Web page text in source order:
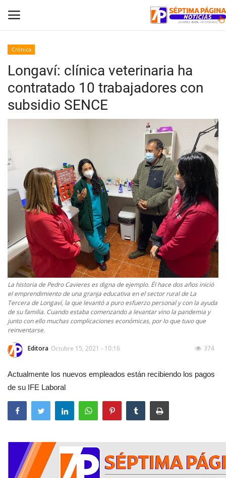
Inicio
Crónica
Policial
Deporte
Política
Espectáculos
Crónica
Longaví: clínica veterinaria ha
contratado 10 trabajadores con
subsidio SENCE
La historia de Pedro Cavieres es digna de ejemplo. Él hace dos años inició
el emprendimiento de una granja educativa en el sector rural de La
Tercera de Longaví, la que levantó a puro esfuerzo personal y con la ayuda
de su familia. Cuando estaba comenzando a levantar vino la pandemia y
junto con ello muchas complicaciones económicas, por lo que tuvo que
reinventarse.
Editora Octubre 15, 2021 - 10:16 374
Actualmente los nuevos empleados están recibiendo los pagos
de su IFE Laboral